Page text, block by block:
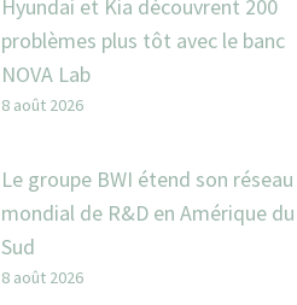
Hyundai et Kia découvrent 200
problèmes plus tôt avec le banc
NOVA Lab
8 août 2026
Le groupe BWI étend son réseau
mondial de R&D en Amérique du
Sud
8 août 2026